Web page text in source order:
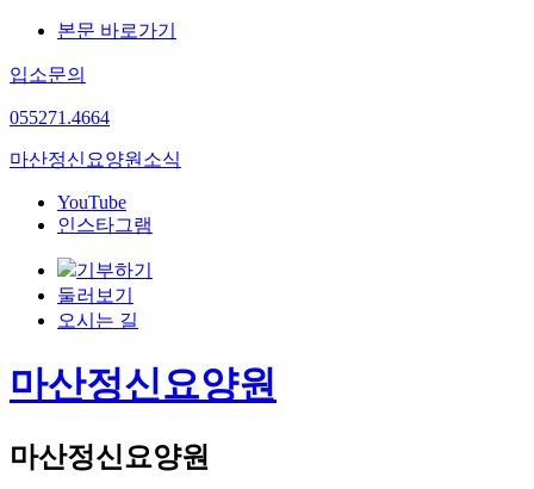
본문 바로가기
입소문의
055271.4664
마산정신요양원 소식
YouTube
인스타그램
기부하기
둘러보기
오시는 길
마산정신요양원
마산정신요양원